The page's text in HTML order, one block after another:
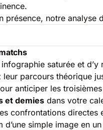
présence, notre analyse
saturée et
leur parcours théorique
anticiper les
et demies dans votre
confrontations directes
simple image en